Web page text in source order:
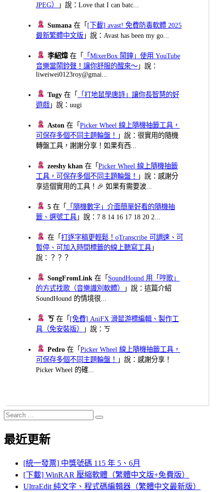
JPEG）
」說：Love that I can batc...
Sumana 在「 [下載] avast! 免費防毒軟體 2025
最新繁體中文版 」說：Avast has been my go...
李紹煒在「
「MixerBox 鬧鐘」使用 YouTube
音樂當鬧鈴聲！讓你舒服的醒來～ 」說：
liweiwei0123roy@gmai...
Tugy 在「
「打地鼠學唐詩」讓你長智慧的好
遊戲 」說：uugi
Aston 在「Picker Wheel 線上隨機抽籤工具，
可保存多個不同主題輪盤！
」說：很實用的隨機
轉盤工具，謝謝分享！如果有西...
zeeshy khan 在「Picker Wheel 線上隨機抽籤
工具，可保存多個不同主題輪盤！
」說：感謝分
享這個實用的工具！🎉 如果有需要波...
5 在「
「隨機數字」介面簡單好看的隨機抽
籤、選號工具 」說：7 8 14 16 17 18 20 2...
在「打逐字稿更輕鬆！oTranscribe 可調速、可
暫停、可加入時間標籤的線上聽寫工具 」
說：？？？
SongFromLink 在「 SoundHound 用「哼歌」
的方式找歌（音樂識別軟體）
」說：這篇介紹
SoundHound 的情境很...
ㄎ 在「 [免費] AniFX 滑鼠游標編輯、製作工
具（免安裝版）
」說：ㄎ
Pedro 在「Picker Wheel 線上隨機抽籤工具，
可保存多個不同主題輪盤！
」說：感謝分享！
Picker Wheel 的確...
Search
for:
Search
最近更新
[統一發票] 中獎號碼 115 年 5、6月
[下載] WinRAR 壓縮軟體（繁體中文版+免費版）
UltraEdit 純文字、程式碼編輯器（繁體中文最新版）